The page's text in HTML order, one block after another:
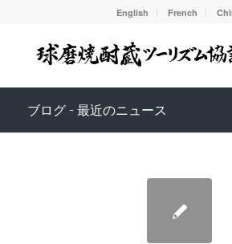
English French
ブログ - 最近のニュース